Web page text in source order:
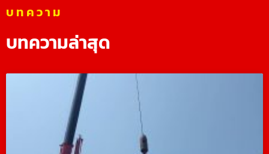
บทความ
บทความล่าสุด